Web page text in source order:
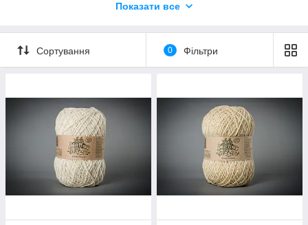
Рекомендується ручне прання.
Товщина нитки підходить для спиць і гачка розміром 3-3.5
мм.
Показати все
Сортування 0 Фільтри